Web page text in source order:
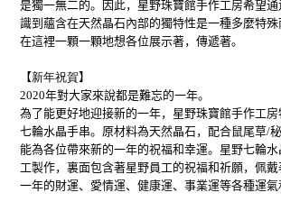
是獨一無二的。因此，星野珠寶館手作工房希望
識到蘊含在天然晶石內部的獨特性是一種多麼特
在這裡一顆一顆地想各位展示著，傳遞著。
【新年祝賀】
2020年對大家來說都是難忘的一年。
為了能更好地迎接新的一年，星野珠寶館手作工
七輪水晶手串。原材料為天然晶石，配合鼠尾草/秘
能為各位帶來新的一年的祝福和幸運。星野七輪
工製作，裏面包含著星野員工的祝福和祈願，佩
一年的財運、愛情運、健康運、事業運等各種運氣